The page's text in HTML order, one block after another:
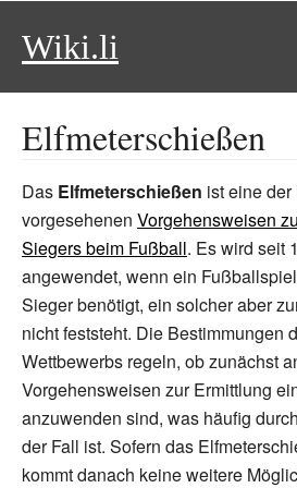
Wiki.li
Elfmeterschießen
Das Elfmeterschießen ist eine
vorgesehenen Vorgehensweisen
Siegers beim Fußball. Es wird seit
angewendet, wenn ein
Sieger benötigt, ein solcher aber
nicht feststeht. Die Bestimmungen
Wettbewerbs regeln, ob zunächst
Vorgehensweisen zur Ermittlung
anzuwenden sind, was häufig
der Fall ist. Sofern das
kommt danach keine weitere